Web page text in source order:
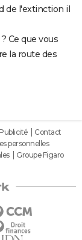
de l'extinction il
Ce que vous
la route des
Publicité
Contact
personnelles
Groupe Figaro